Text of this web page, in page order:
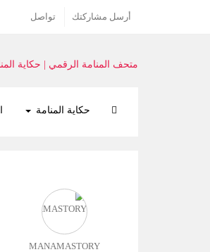
تواصل أرسل مشاركتك
حكاية المنامة
MANAMASTORY